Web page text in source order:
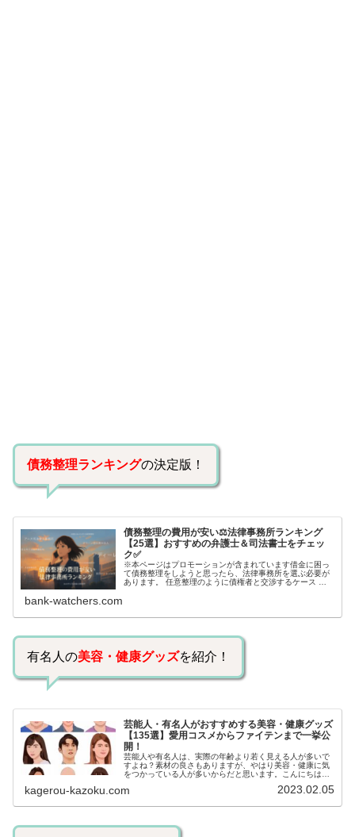
債務整理ランキングの決定版！
債務整理の費用が安い⚖️法律事務所ランキング
【25選】おすすめの弁護士＆司法書士をチェッ
ク✅
※本ページはプロモーションが含まれています借金に困っ
て債務整理をしようと思ったら、法律事務所を選ぶ必要が
あります。 任意整理のように債権者と交渉するケース 自
bank-watchers.com
有名人の美容・健康グッズを紹介！
芸能人・有名人がおすすめする美容・健康グッズ
【135選】愛用コスメからファイテンまで一挙公
開！
芸能人や有名人は、実際の年齢より若く見える人が多いで
すよね？素材の良さもありますが、やはり美容・健康に気
をつかっている人が多いからだと思います。こんにちは！
いるのでしょうか？今回は、芸能人…
kagerou-kazoku.com 2023.02.05